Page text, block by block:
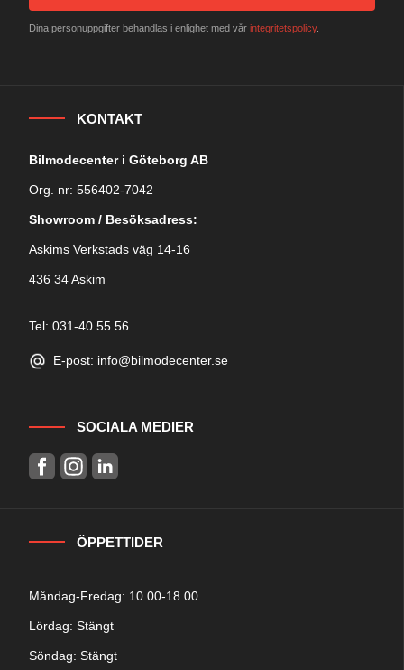
Dina personuppgifter behandlas i enlighet med vår integritetspolicy.
KONTAKT
Bilmodecenter i Göteborg AB
Org. nr: 556402-7042
Showroom / Besöksadress:
Askims Verkstads väg 14-16
436 34 Askim
Tel: 031-40 55 56
E-post: info@bilmodecenter.se
SOCIALA MEDIER
ÖPPETTIDER
Måndag-Fredag: 10.00-18.00
Lördag: Stängt
Söndag: Stängt